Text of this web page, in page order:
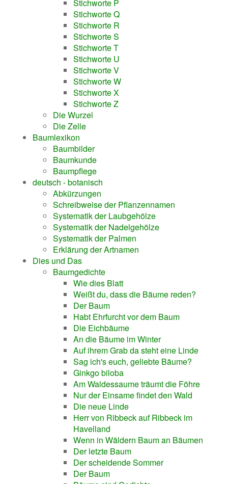
Stichworte P
Stichworte Q
Stichworte R
Stichworte S
Stichworte T
Stichworte U
Stichworte V
Stichworte W
Stichworte X
Stichworte Z
Die Wurzel
Die Zelle
Baumlexikon
Baumbilder
Baumkunde
Baumpflege
deutsch - botanisch
Abkürzungen
Schreibweise der Pflanzennamen
Systematik der Laubgehölze
Systematik der Nadelgehölze
Systematik der Palmen
Erklärung der Artnamen
Dies und Das
Baumgedichte
Wie dies Blatt
Weißt du, dass die Bäume reden?
Der Baum
Habt Ehrfurcht vor dem Baum
Die Eichbäume
An die Bäume im Winter
Auf ihrem Grab da steht eine Linde
Sag ich's euch, geliebte Bäume?
Ginkgo biloba
Am Waldessaume träumt die Föhre
Nur der Einsame findet den Wald
Die neue Linde
Herr von Ribbeck auf Ribbeck im
Havelland
Wenn in Wäldern Baum an Bäumen
Der letzte Baum
Der scheidende Sommer
Der Baum